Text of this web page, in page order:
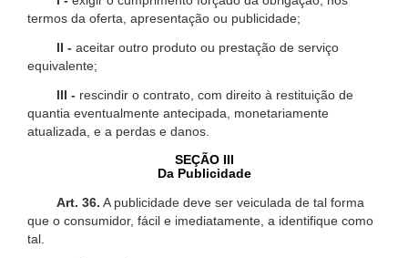
termos da oferta, apresentação ou publicidade;
II - aceitar outro produto ou prestação de serviço
equivalente;
III - rescindir o contrato, com direito à restituição de
quantia eventualmente antecipada, monetariamente
atualizada, e a perdas e danos.
SEÇÃO III
Da Publicidade
Art. 36. A publicidade deve ser veiculada de tal forma
que o consumidor, fácil e imediatamente, a identifique como
tal.